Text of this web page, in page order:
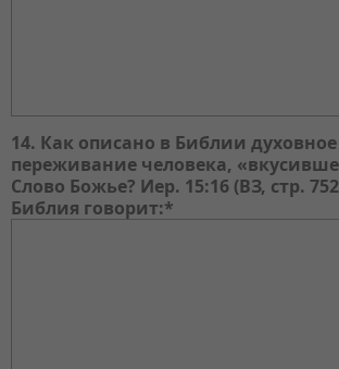
14. Как описано в Библии духовное
переживание человека,
Слово Божье? Иер. 15:16 (ВЗ, стр.
Библия говорит:*